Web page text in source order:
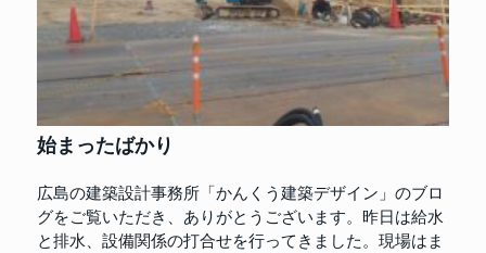
始まったばかり
広島の建築設計事務所「かんくう建築デザイン」のブロ
グをご覧いただき、ありがとうございます。昨日は給水
と排水、設備関係の打合せを行ってきました。現場はま